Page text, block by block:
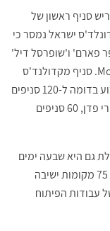
סניף ראשון של
ישראל נמסר כי
פארם' ו'שופרסל דיל'
וכחלק מאירועי הפתיחה הרשמית של מתחם More. סניף מקדולנד'ס
לא יישא בתעודת כשרות ויפעל שבעה ימים בשבוע בדומה ל-120 סניפים
דומים ברחבי הארץ. לרשת הארצית בבעלות עמרי פדן, 60 סניפים
גם היא שבעה ימים
בשבוע. עוד נמסר כי הסניף המקומי בחריש יכיל 75 מקומות ישיבה
עבודות הפיתוח